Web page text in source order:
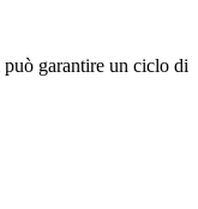
garantire un ciclo di